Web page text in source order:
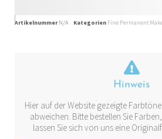
ArtikelnummerN/A Kategorien Fine Permanent
Hinweis
Hier auf der Website gezeigte
abweichen. Bitte bestellen Sie
lassen Sie sich von uns eine